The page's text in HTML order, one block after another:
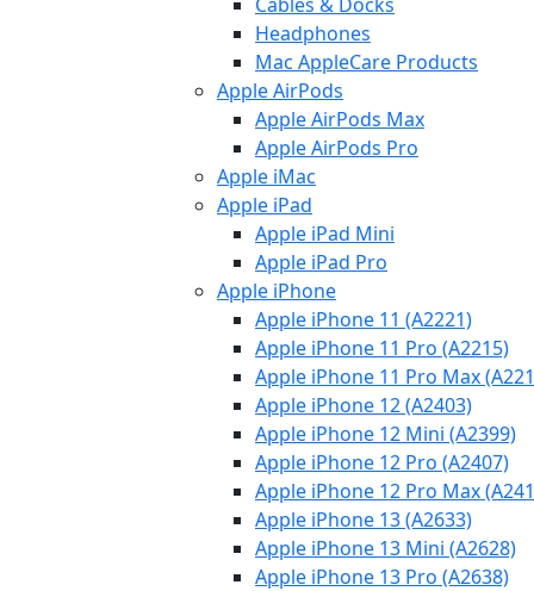
Headphones
Mac AppleCare Products
Apple AirPods
Apple AirPods Max
Apple AirPods Pro
Apple iMac
Apple iPad
Apple iPad Mini
Apple iPad Pro
Apple iPhone
Apple iPhone 11 (A2221)
Apple iPhone 11 Pro (A2215)
Apple iPhone 11 Pro Max
Apple iPhone 12 (A2403)
Apple iPhone 12 Mini (A2399)
Apple iPhone 12 Pro (A2407)
Apple iPhone 12 Pro Max
Apple iPhone 13 (A2633)
Apple iPhone 13 Mini (A2628)
Apple iPhone 13 Pro (A2638)